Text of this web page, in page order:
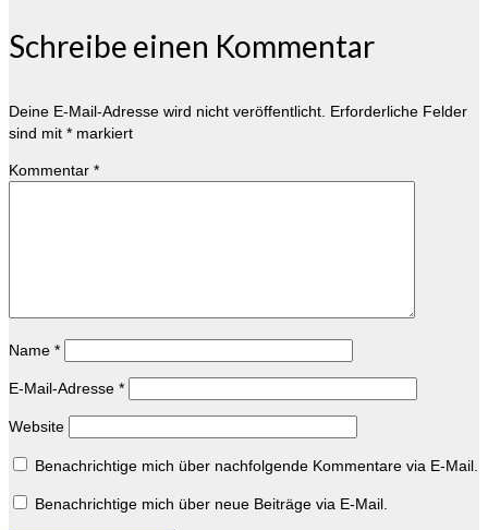
Schreibe einen Kommentar
Deine E-Mail-Adresse wird nicht veröffentlicht. Erforderliche Felder
sind mit * markiert
Kommentar *
Name *
E-Mail-Adresse *
Website
Benachrichtige mich über nachfolgende Kommentare via E-Mail.
Benachrichtige mich über neue Beiträge via E-Mail.